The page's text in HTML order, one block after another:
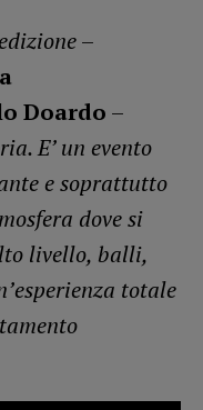
–
Doardo –
E’ un evento
e soprattutto
dove si
livello, balli,
totale